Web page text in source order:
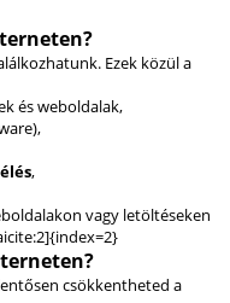
Ezek közül a
és weboldalak,
,
vagy letöltéseken
csökkentheted a